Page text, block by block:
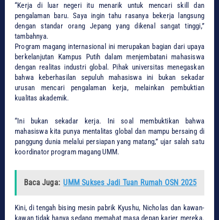
​“Kerja di luar negeri itu menarik untuk mencari skill dan
pengalaman baru. Saya ingin tahu rasanya bekerja langsung
dengan standar orang Jepang yang dikenal sangat tinggi,”
tambahnya.
​Program magang internasional ini merupakan bagian dari upaya
berkelanjutan Kampus Putih dalam menjembatani mahasiswa
dengan realitas industri global. Pihak universitas menegaskan
bahwa keberhasilan sepuluh mahasiswa ini bukan sekadar
urusan mencari pengalaman kerja, melainkan pembuktian
kualitas akademik.
​“Ini bukan sekadar kerja. Ini soal membuktikan bahwa
mahasiswa kita punya mentalitas global dan mampu bersaing di
panggung dunia melalui persiapan yang matang,” ujar salah satu
koordinator program magang UMM.
Baca Juga: UMM Sukses Jadi Tuan Rumah OSN 2025
​Kini, di tengah bising mesin pabrik Kyushu, Nicholas dan kawan-
kawan tidak hanya sedang memahat masa depan karier mereka.